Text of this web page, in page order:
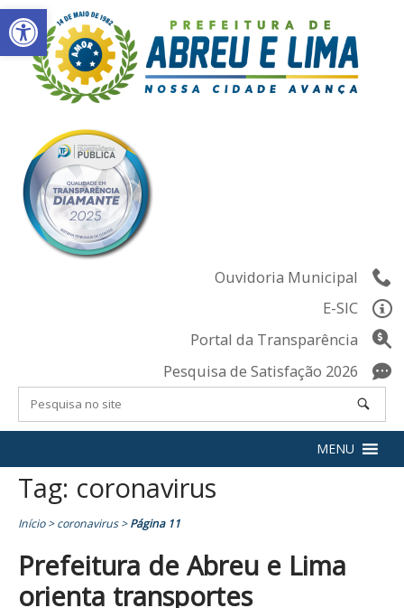
Abrir a barra de ferramentas
Skip
to
content
Ouvidoria Municipal
E-SIC
Portal da Transparência
Pesquisa de Satisfação 2026
MENU
Tag: coronavirus
Início>coronavirus>Página 11
Prefeitura de Abreu e Lima
orienta transportes